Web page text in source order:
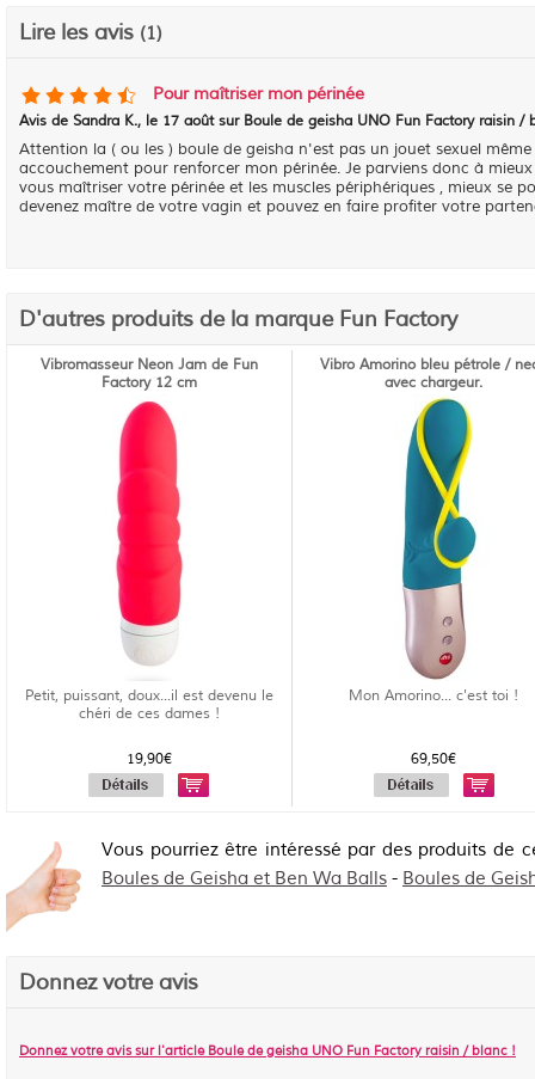
Lire les avis (1)
Pour maîtriser mon périnée
Avis de Sandra K., le 17 août sur Boule de geisha UNO Fun Factory raisin /
Attention la ( ou les ) boule de geisha n'est pas un jouet sexuel
accouchement pour renforcer mon périnée. Je parviens donc à
vous maîtriser votre périnée et les muscles périphériques , mieux se
devenez maître de votre vagin et pouvez en faire profiter votre
D'autres produits de la marque Fun Factory
Vibromasseur Neon Jam de Fun
Factory 12 cm
Petit, puissant, doux...il est devenu le
chéri de ces dames !
19,90€
Vibro Amorino bleu pétrole /
avec chargeur.
Mon Amorino... c'est toi !
69,50€
Vous pourriez être intéressé par des produits de
Boules de Geisha et Ben Wa Balls - Boules de
Donnez votre avis
Donnez votre avis sur l'article Boule de geisha UNO Fun Factory raisin / blanc !